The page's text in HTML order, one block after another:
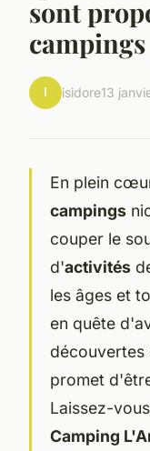
sont
I isidore13
En plein
campings
couper le
d'activités
les âges et
en quête
découvertes
promet
Laissez-
Camping